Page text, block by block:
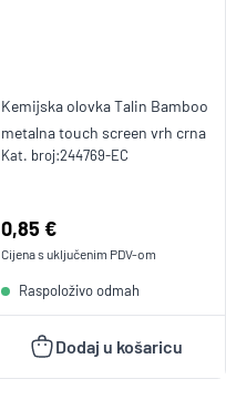
Kemijska olovka Talin Bamboo
metalna touch screen vrh crna
Kat. broj:244769-EC
Cijena:
0,85 €
Cijena s uključenim PDV-om
Raspoloživo odmah
Dodaj u košaricu